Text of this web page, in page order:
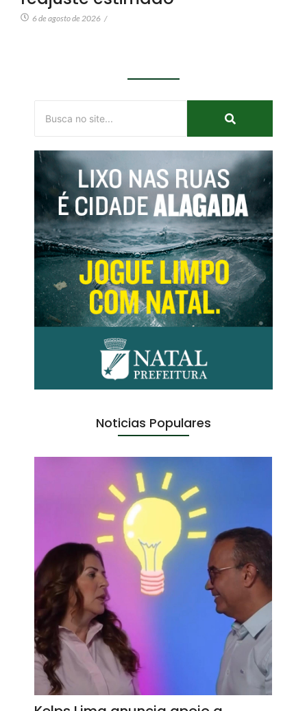
6 de agosto de 2026 /
Noticias Populares